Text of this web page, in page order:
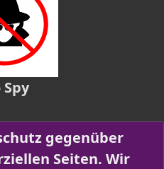
Spy
gegenüber
Seiten. Wir